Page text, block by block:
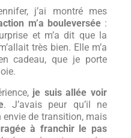
j’ai montré mes
m’a bouleversée:
et m’a dit que la
très bien. Elle m’a
cadeau, que je porte
je suis allée voir
. J’avais peur qu’il ne
envie de transition, mais
à franchir le pas